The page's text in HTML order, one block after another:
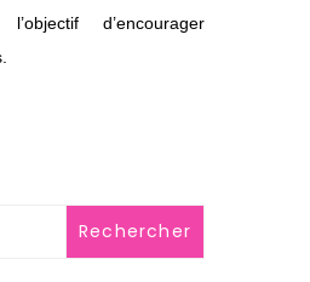
d’encourager